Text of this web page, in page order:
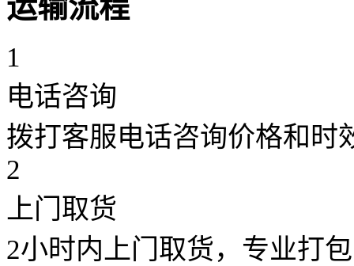
1
电话咨询
拨打客服电话咨询价格和时
2
上门取货
2小时内上门取货，专业打包